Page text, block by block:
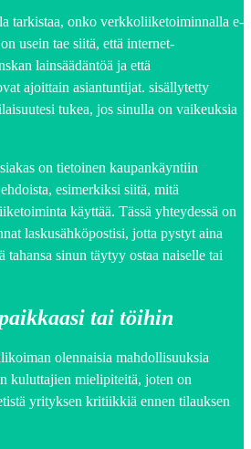
tarkistaa, onko verkkoliiketoiminnalla e-
usein tae siitä, että internet-
lainsäädäntöä ja että
ajoittain asiantuntijat. sisällytetty
tukea, jos sinulla on vaikeuksia
on tietoinen kaupankäyntiin
esimerkiksi siitä, mitä
käyttää. Tässä yhteydessä on
laskusähköpostisi, jotta pystyt aina
tahansa sinun täytyy ostaa naiselle tai
tai töihin
olennaisia mahdollisuuksia
kuluttajien mielipiteitä, joten on
yrityksen kritiikkiä ennen tilauksen